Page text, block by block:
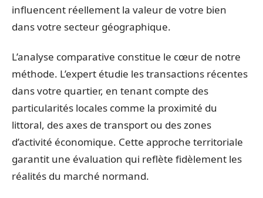
influencent réellement la valeur de votre bien
dans votre secteur géographique.
L’analyse comparative constitue le cœur de notre
méthode. L’expert étudie les transactions récentes
dans votre quartier, en tenant compte des
particularités locales comme la proximité du
littoral, des axes de transport ou des zones
d’activité économique. Cette approche territoriale
garantit une évaluation qui reflète fidèlement les
réalités du marché normand.